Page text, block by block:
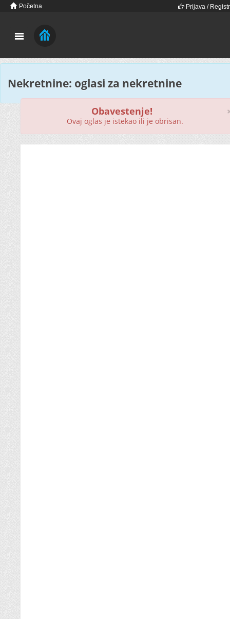
Početna Prijava /
Nekretnine: oglasi za nekretnine
Obavestenje!
Ovaj oglas je istekao ili je obrisan.